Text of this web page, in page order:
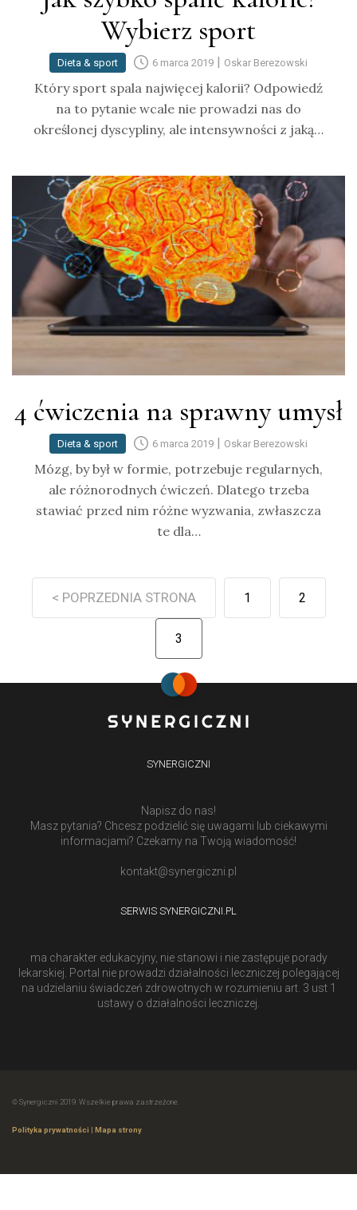
Wybierz sport
Dieta & sport 6 marca 2019 | Oskar Berezowski
Który sport spala najwięcej kalorii? Odpowiedź
na to pytanie wcale nie prowadzi nas do
określonej dyscypliny, ale intensywności z jaką…
4 ćwiczenia na sprawny umysł
Dieta & sport 6 marca 2019 | Oskar Berezowski
Mózg, by był w formie, potrzebuje regularnych,
ale różnorodnych ćwiczeń. Dlatego trzeba
stawiać przed nim różne wyzwania, zwłaszcza
te dla…
< POPRZEDNIA STRONA 1 2
3
SYNERGICZNI
Napisz do nas!
Masz pytania? Chcesz podzielić się uwagami lub ciekawymi
informacjami? Czekamy na Twoją wiadomość!
kontakt@synergiczni.pl
SERWIS SYNERGICZNI.PL
ma charakter edukacyjny, nie stanowi i nie zastępuje porady
lekarskiej. Portal nie prowadzi działalności leczniczej polegającej
na udzielaniu świadczeń zdrowotnych w rozumieniu art. 3 ust 1
ustawy o działalności leczniczej.
© Synergiczni 2019. Wszelkie prawa zastrzeżone.
Polityka prywatności | Mapa strony